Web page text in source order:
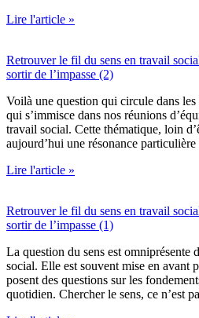
Lire l'article »
Retrouver le fil du sens en travail
sortir de l’impasse (2)
Voilà une question qui circule dans
qui s’immisce dans nos réunions
travail social. Cette thématique, loin
aujourd’hui une résonance
Lire l'article »
Retrouver le fil du sens en travail
sortir de l’impasse (1)
La question du sens est omniprésente
social. Elle est souvent mise en avant
posent des questions sur les
quotidien. Chercher le sens, ce n’est